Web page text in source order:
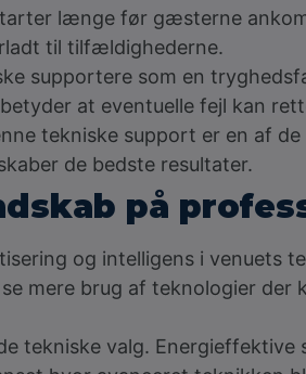
længe før gæsterne
til tilfældighederne.
supportere som en
at eventuelle fejl kan
tekniske support er en af
de bedste resultater.
på
og intelligens i
mere brug af teknologier
tekniske valg.